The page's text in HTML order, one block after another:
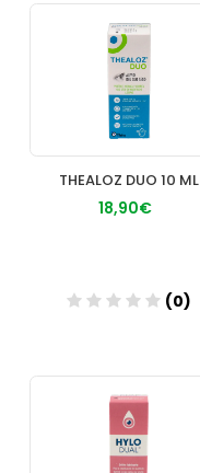
THEALOZ DUO 10 ML
18,90€
(0)